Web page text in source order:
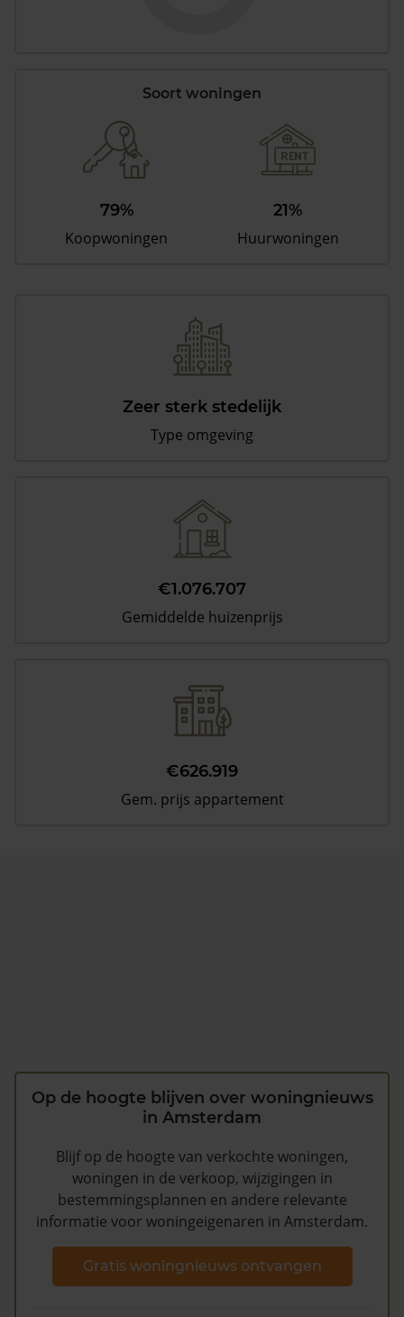
Soort woningen
79%
Koopwoningen
21%
Huurwoningen
Zeer sterk stedelijk
Type omgeving
€1.076.707
Gemiddelde huizenprijs
€626.919
Gem. prijs appartement
Op de hoogte blijven over woningnieuws
in Amsterdam
Blijf op de hoogte van verkochte woningen,
woningen in de verkoop, wijzigingen in
bestemmingsplannen en andere relevante
informatie voor woningeigenaren in Amsterdam.
Gratis woningnieuws ontvangen